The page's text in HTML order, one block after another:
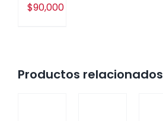
$90,000
Productos relacionados